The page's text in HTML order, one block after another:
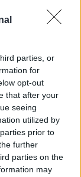
parties, or
for
opt-out
that after your
seeing
utilized by
prior to
further
parties on the
may
lopakodó
légi
hogy
korábban